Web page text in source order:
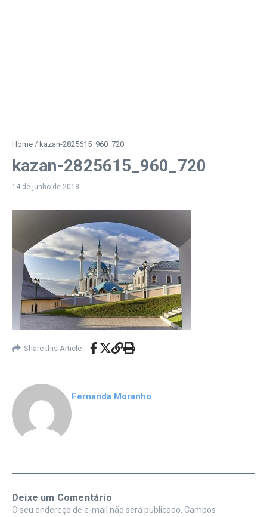
Home / kazan-2825615_960_720
kazan-2825615_960_720
14 de junho de 2018
Share this Article
Fernanda Moranho
Deixe um Comentário
O seu endereço de e-mail não será publicado. Campos